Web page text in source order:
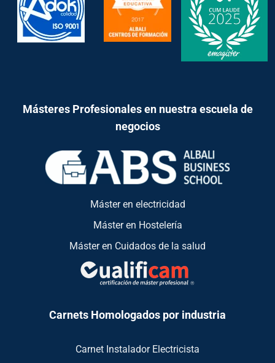
Másteres Profesionales en nuestra escuela de
negocios
Máster en electricidad
Máster en Hostelería
Máster en Cuidados de la salud
Carnets Homologados por industria
Carnet Instalador Electricista